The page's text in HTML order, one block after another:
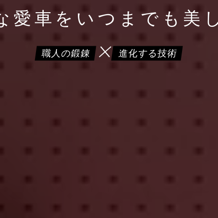
愛車を いつまでも美
職人の鍛錬 進化する技術